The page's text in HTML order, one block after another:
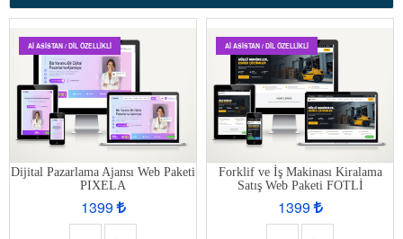
AI ASISTAN / DIL ÖZELLIKLI
Dijital Pazarlama Ajansı Web Paketi
PIXELA
1399
AI ASISTAN / DIL ÖZELLIKLI
Forklif ve İş Makinası Kiralama
Satış Web Paketi FOTLİ
1399